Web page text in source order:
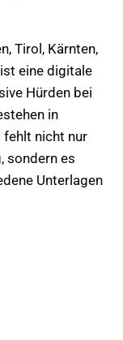
Tirol, Kärnten,
eine digitale
Hürden bei
in
fehlt nicht nur
sondern es
Unterlagen